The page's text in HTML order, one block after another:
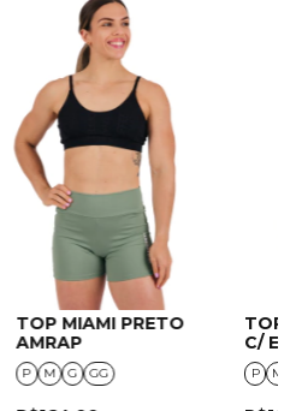
TOP MIAMI PRETO
AMRAP
P M G GG
TOP
C/
P M